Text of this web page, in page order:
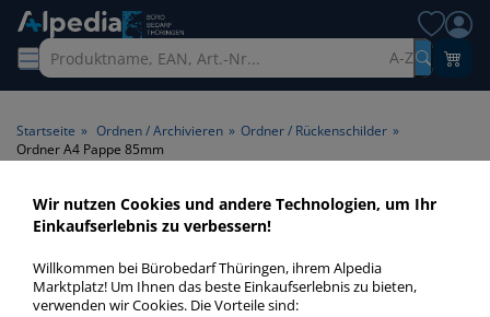
A-Z
Startseite » Ordnen / Archivieren » Ordner / Rückenschilder »
Ordner A4 Pappe 85mm
Ordner A4 Pappe 85mm >
Rückenbreite 85mm
Ordner A4 Pappe 85mm in bester Qualität zum günstigen
Wir nutzen Cookies und andere Technologien, um Ihr
Einkaufserlebnis zu verbessern!
Willkommen bei Bürobedarf Thüringen, ihrem Alpedia
Marktplatz! Um Ihnen das beste Einkaufserlebnis zu bieten,
verwenden wir Cookies. Die Vorteile sind: